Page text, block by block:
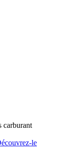
carburant
le